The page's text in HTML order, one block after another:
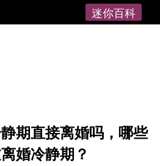
迷你百科
期直接离婚吗，哪些
婚冷静期？